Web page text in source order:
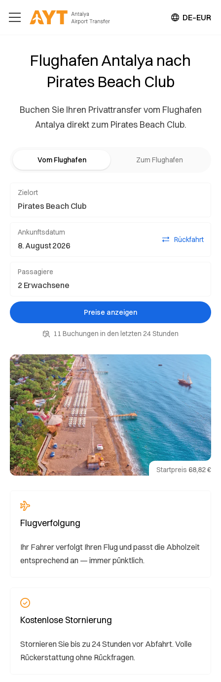
DE–EUR
Flughafen Antalya nach
Pirates Beach Club
Buchen Sie Ihren Privattransfer vom Flughafen
Antalya direkt zum Pirates Beach Club.
Startpreis 68,82 €
Vom Flughafen Zum Flughafen
Zielort
Ankunftsdatum
Rückfahrt
Passagiere
Preise anzeigen
11 Buchungen in den letzten 24 Stunden
Flugverfolgung
Ihr Fahrer verfolgt Ihren Flug und passt die Abholzeit
entsprechend an — immer pünktlich.
Kostenlose Stornierung
Stornieren Sie bis zu 24 Stunden vor Abfahrt. Volle
Rückerstattung ohne Rückfragen.